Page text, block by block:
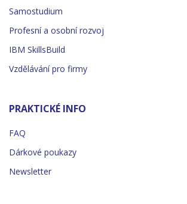
Samostudium
Profesní a osobní rozvoj
IBM SkillsBuild
Vzdělávání pro firmy
PRAKTICKÉ INFO
FAQ
Dárkové poukazy
Newsletter